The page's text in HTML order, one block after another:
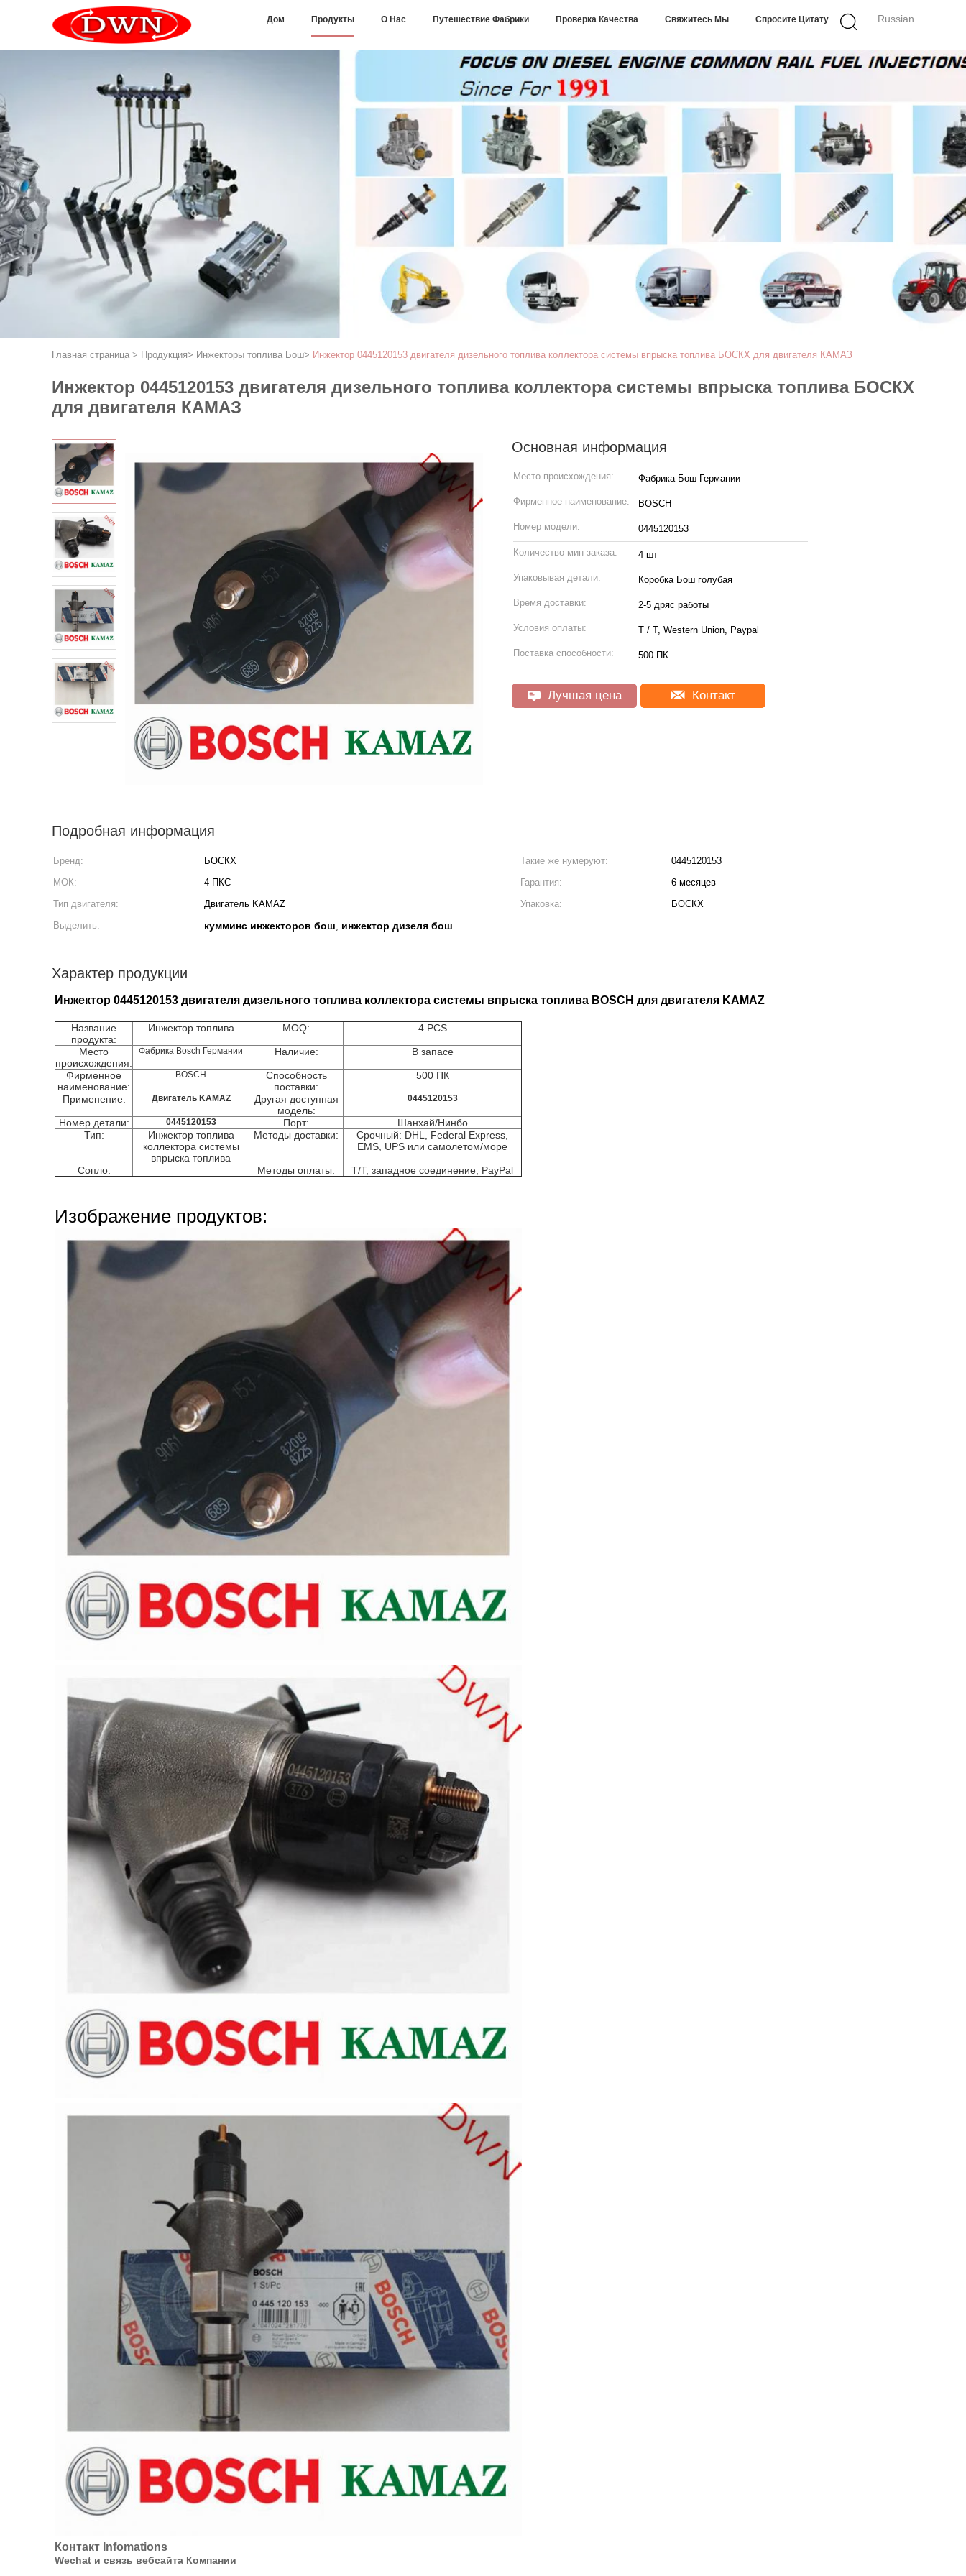
Russian
Дом Продукты О Нас Путешествие Фабрики Проверка Качества Свяжитесь Мы Спросите Цитату
Главная страница > Продукция> Инжекторы топлива Бош> Инжектор 0445120153 двигателя дизельного топлива коллектора системы впрыска топлива БОСКХ для двигателя КАМАЗ
Инжектор 0445120153 двигателя дизельного топлива коллектора системы впрыска топлива БОСКХ
для двигателя КАМАЗ
Основная информация
Место происхождения: Фабрика Бош Германии
Фирменное наименование: BOSCH
Номер модели: 0445120153
Количество мин заказа: 4 шт
Упаковывая детали: Коробка Бош голубая
Время доставки: 2-5 дряс работы
Условия оплаты: T / T, Western Union, Paypal
Поставка способности: 500 ПК
Лучшая цена Контакт
Подробная информация
Бренд: БОСКХ Такие же нумеруют:
0445120153
МОК:
4 ПКС Гарантия:
6 месяцев
Тип двигателя:
Двигатель KAMAZ Упаковка:
БОСКХ
Выделить:
кумминс инжекторов бош, инжектор дизеля бош
Характер продукции
Инжектор 0445120153 двигателя дизельного топлива коллектора системы впрыска топлива BOSCH для двигателя KAMAZ
Название
продукта:
Инжектор топлива MOQ: 4 PCS
Место
происхождения:
Фабрика Bosch Германии Наличие: В запасе
Фирменное
наименование:
BOSCH
Способность
поставки:
500 ПК
Применение: Двигатель KAMAZ
Другая доступная
модель:
0445120153
Номер детали: 0445120153 Порт:
Шанхай/Нинбо
Тип:
Инжектор топлива
коллектора системы
впрыска топлива
Методы доставки:
Срочный: DHL, Federal Express,
EMS, UPS или самолетом/море
Сопло: Методы оплаты: T/T, западное соединение, PayPal
Изображение продуктов:
Контакт Infomations
Wechat и связь вебсайта Компании